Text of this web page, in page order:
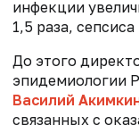
инфекции
1,5 раза, сепсиса
До этого
эпидемиологии
Василий
связанных с